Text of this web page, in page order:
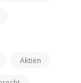
Aktien